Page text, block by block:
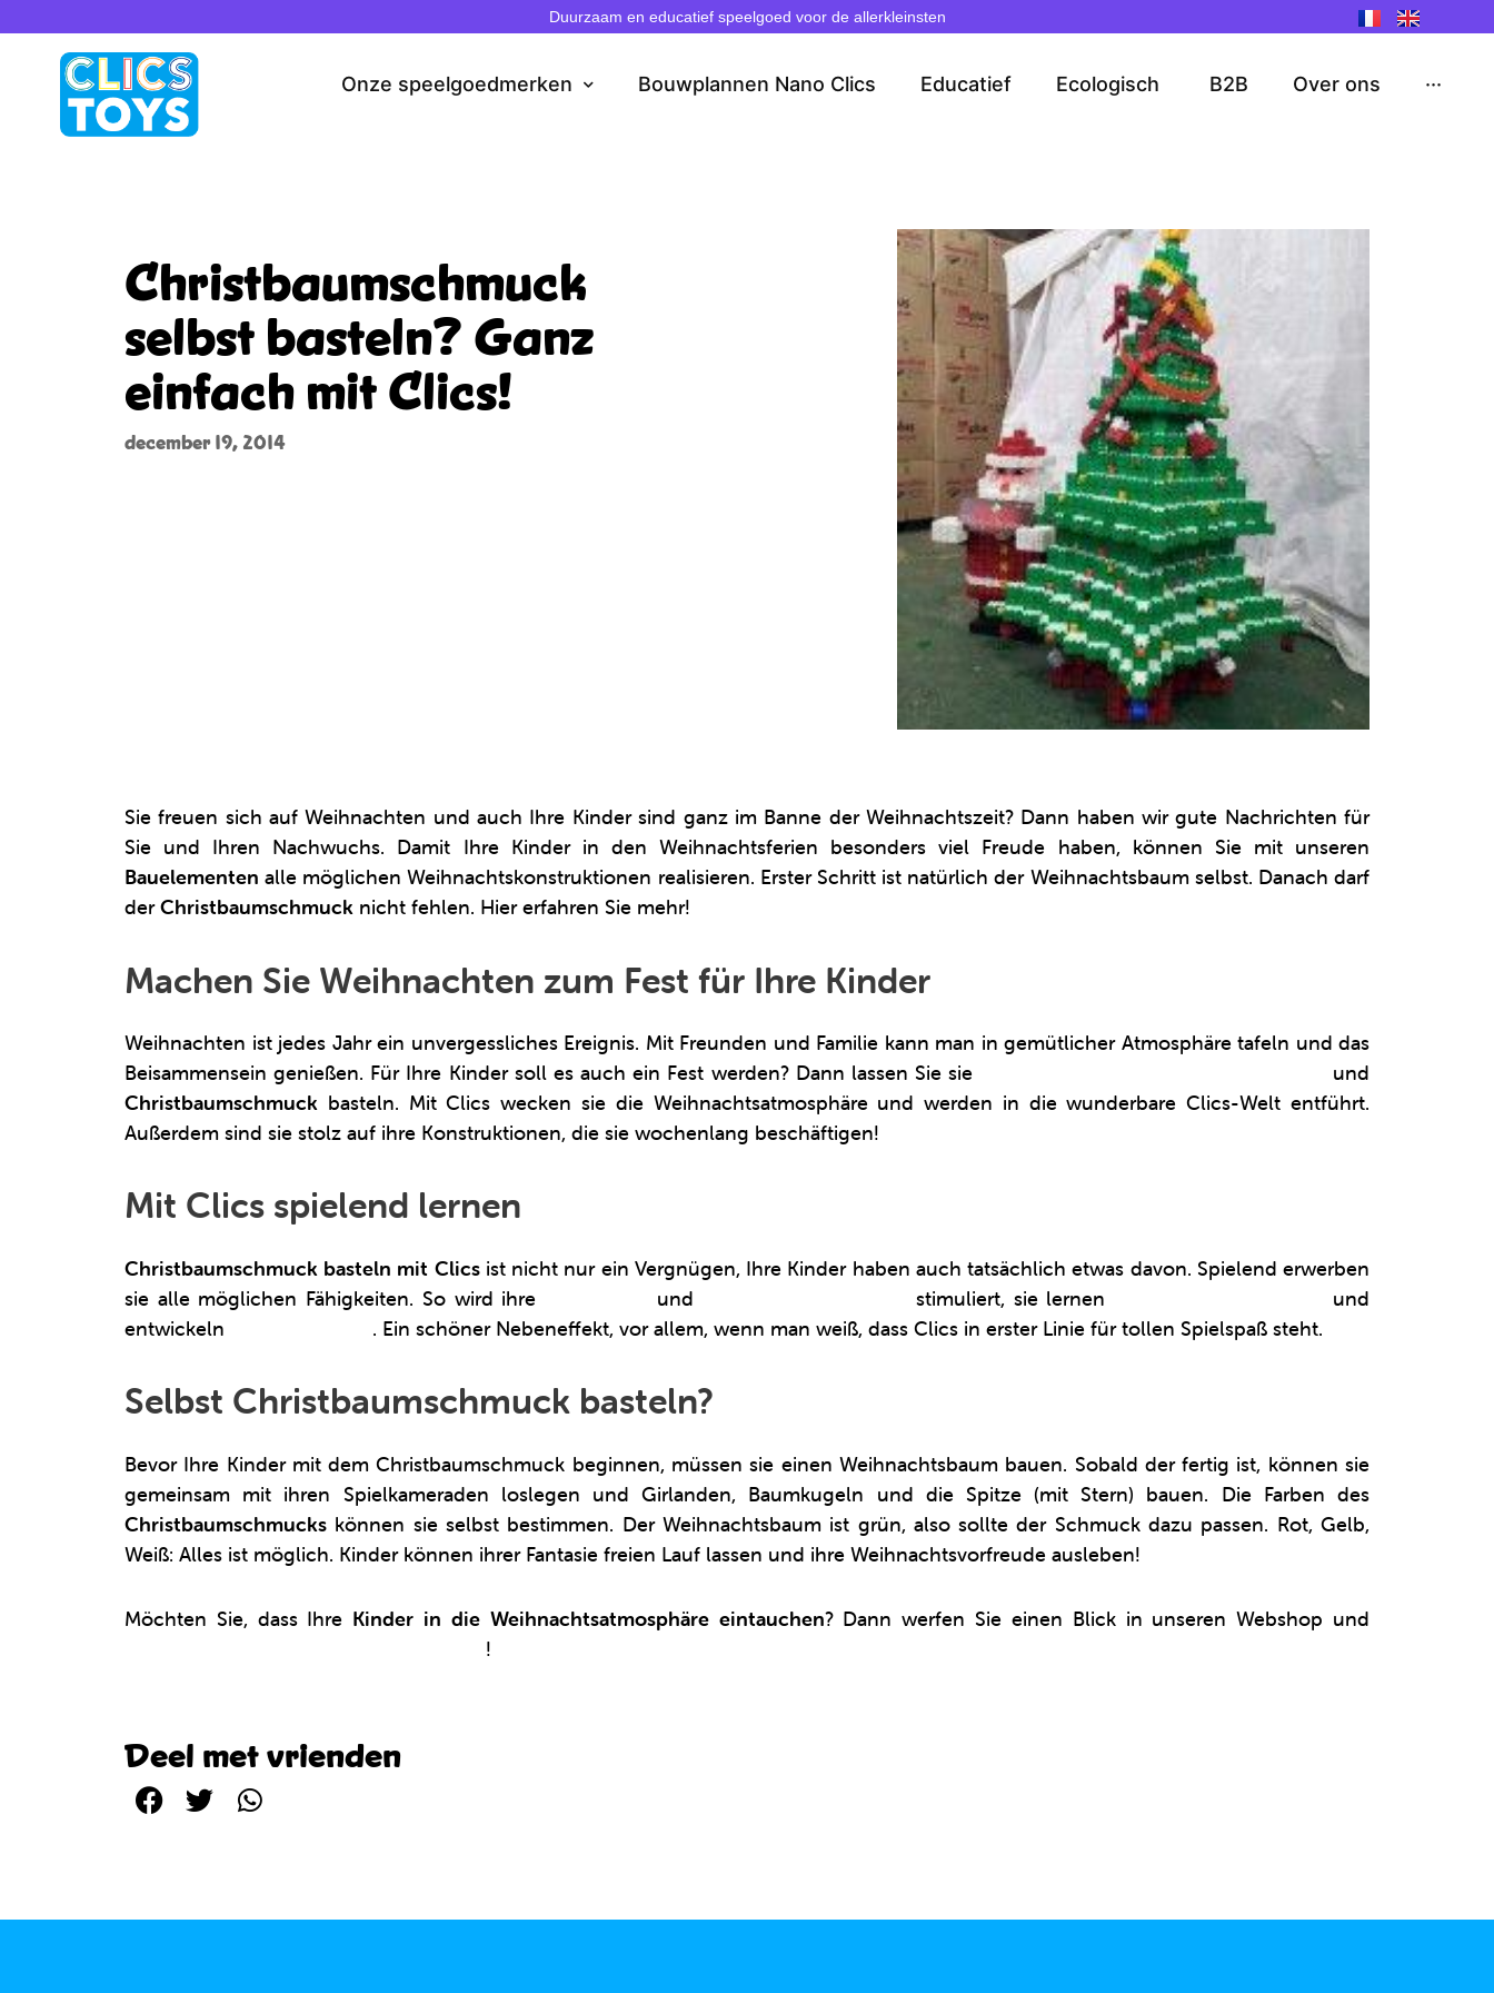
naar
Duurzaam en educatief speelgoed voor de allerkleinsten
Onze speelgoedmerken Bouwplannen Nano Clics Educatief Ecologisch B2B Over ons ···
Christbaumschmuck
selbst basteln? Ganz
einfach mit Clics!
december 19, 2014
Sie freuen sich auf Weihnachten und auch Ihre Kinder sind ganz im Banne der Weihnachtszeit? Dann haben wir gute Nachrichten für
Sie und Ihren Nachwuchs. Damit Ihre Kinder in den Weihnachtsferien besonders viel Freude haben, können Sie mit unseren
Bauelementen alle möglichen Weihnachtskonstruktionen realisieren. Erster Schritt ist natürlich der Weihnachtsbaum selbst. Danach darf
derChristbaumschmuck nicht fehlen. Hier erfahren Sie mehr!
Machen Sie Weihnachten zum Fest für Ihre Kinder
Weihnachten ist jedes Jahr ein unvergessliches Ereignis. Mit Freunden und Familie kann man in gemütlicher Atmosphäre tafeln und das
Beisammensein genießen. Für Ihre Kinder soll es auch ein Fest werden? Dann lassen Sie sie
und
Christbaumschmuck basteln. Mit Clics wecken sie die Weihnachtsatmosphäre und werden in die wunderbare Clics-Welt entführt.
Außerdem sind sie stolz auf ihre Konstruktionen, die sie wochenlang beschäftigen!
Mit Clics spielend lernen
Christbaumschmuck basteln mit Clicsist nicht nur ein Vergnügen, Ihre Kinder haben auch tatsächlich etwas davon. Spielend erwerben
sie alle möglichen Fähigkeiten. So wird ihre
und stimuliert, sie lernen
und
entwickeln
. Ein schöner Nebeneffekt, vor allem, wenn man weiß, dass Clics in erster Linie für tollen Spielspaß steht.
Selbst Christbaumschmuck basteln?
Bevor Ihre Kinder mit dem Christbaumschmuck beginnen, müssen sie einen Weihnachtsbaum bauen. Sobald der fertig ist, können sie
gemeinsam mit ihren Spielkameraden loslegen und Girlanden, Baumkugeln und die Spitze (mit Stern) bauen. Die Farben des
Christbaumschmucks können sie selbst bestimmen. Der Weihnachtsbaum ist grün, also sollte der Schmuck dazu passen. Rot, Gelb,
Weiß: Alles ist möglich. Kinder können ihrer Fantasie freien Lauf lassen und ihre Weihnachtsvorfreude ausleben!
Möchten Sie, dass Ihre Kinder in die Weihnachtsatmosphäre eintauchen? Dann werfen Sie einen Blick in unseren Webshop und
!
Deel met vrienden